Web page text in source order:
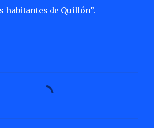
habitantes de Quillón”.